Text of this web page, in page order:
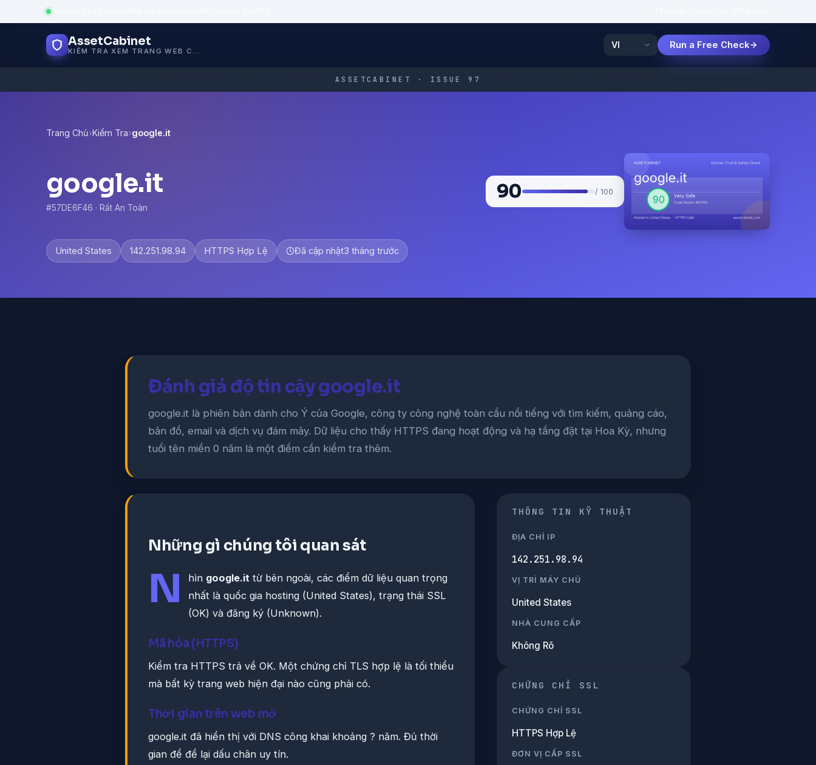
Powered by trustworthy infrastructure
AssetCabinet
KIỂM TRA XEM TRANG WEB CÓ AN TOÀN KHÔNG
Run a Free Check
ASSETCABINET · ISSUE 97
Trang Chủ›Kiểm Tra›google.it
google.it
#57DE6F46 · Rất An Toàn
90 / 100
United States 142.251.98.94 HTTPS Hợp Lệ Đã cập nhật3 tháng trước
Đánh giá độ tin cậy google.it
google.it là phiên bản dành cho Ý của Google, công ty công nghệ toàn cầu nổi tiếng với tìm kiếm, quảng cáo,
bản đồ, email và dịch vụ đám mây. Dữ liệu cho thấy HTTPS đang hoạt động và hạ tầng đặt tại Hoa Kỳ, nhưng
tuổi tên miền 0 năm là một điểm cần kiểm tra thêm.
Những gì chúng tôi quan sát
N hìn google.it từ bên ngoài, các điểm dữ liệu quan trọng
nhất là quốc gia hosting (United States), trạng thái SSL
(OK) và đăng ký (Unknown).
Mã hóa (HTTPS)
Kiểm tra HTTPS trả về OK. Một chứng chỉ TLS hợp lệ là tối thiểu
mà bất kỳ trang web hiện đại nào cũng phải có.
Thời gian trên web mở
google.it đã hiển thị với DNS công khai khoảng ? năm. Đủ thời
gian để để lại dấu chân uy tín.
THÔNG TIN KỸ THUẬT
ĐỊA CHỈ IP
142.251.98.94
VỊ TRÍ MÁY CHỦ
United States
NHÀ CUNG CẤP
Không Rõ
CHỨNG CHỈ SSL
CHỨNG CHỈ SSL
HTTPS Hợp Lệ
ĐƠN VỊ CẤP SSL